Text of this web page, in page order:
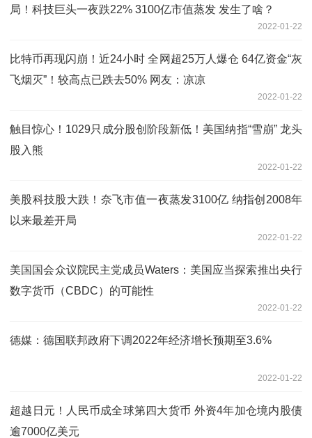
局！科技巨头一夜跌22% 3100亿市值蒸发 发生了啥？
2022-01-22
比特币再现闪崩！近24小时 全网超25万人爆仓 64亿资金“灰
飞烟灭”！较高点已跌去50% 网友：凉凉
2022-01-22
触目惊心！1029只成分股创阶段新低！美国纳指“雪崩” 龙头
股入熊
2022-01-22
美股科技股大跌！奈飞市值一夜蒸发3100亿 纳指创2008年
以来最差开局
2022-01-22
美国国会众议院民主党成员Waters：美国应当探索推出央行
数字货币（CBDC）的可能性
2022-01-22
德媒：德国联邦政府下调2022年经济增长预期至3.6%
2022-01-22
超越日元！人民币成全球第四大货币 外资4年加仓境内股债
逾7000亿美元